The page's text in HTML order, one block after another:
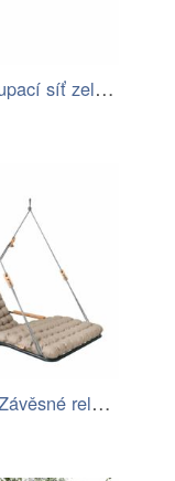
Závěsná houpací síť zelená džungle
LIV Design Závěsné relaxační lehátko…